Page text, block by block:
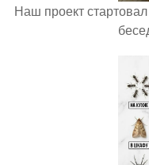
Наш проект